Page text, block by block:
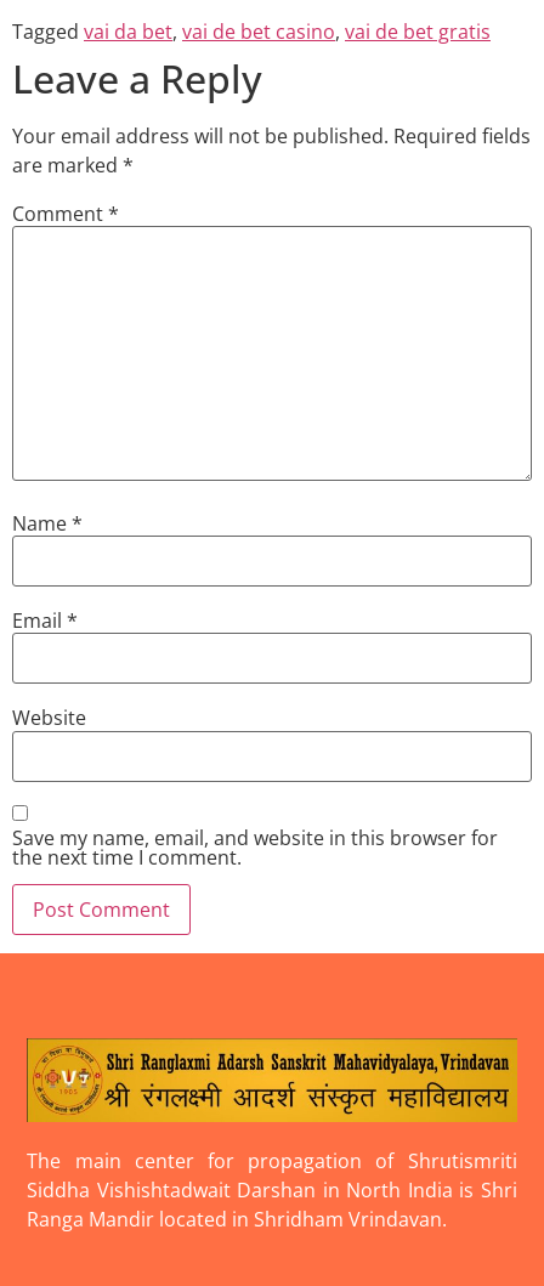
Tagged vai da bet, vai de bet casino, vai de bet gratis
Leave a Reply
Your email address will not be published. Required fields
are marked *
Comment*
Name*
Email *
Website
Save my name, email, and website in this browser for
the next time I comment.
The main center for propagation of Shrutismriti
Siddha Vishishtadwait Darshan in North India is Shri
Ranga Mandir located in Shridham Vrindavan.